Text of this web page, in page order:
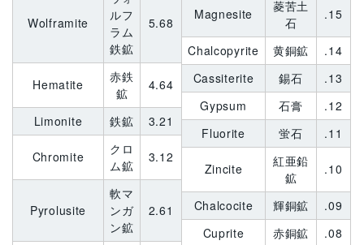
Wolframite
ルフ
ラム
鉄鉱
5.68
Hematite
赤鉄
鉱
4.64
Limonite 鉄鉱 3.21
Chromite
クロ
ム鉱
3.12
Pyrolusite
軟マ
ンガ
ン鉱
2.61
Magnesite
菱苦土
石
.15
Chalcopyrite 黄銅鉱
.14
Cassiterite
錫石
.13
Gypsum
石膏
.12
Fluorite
蛍石 .11
Zincite
紅亜鉛
鉱
.10
Chalcocite 輝銅鉱
.09
Cuprite
赤銅鉱
.08